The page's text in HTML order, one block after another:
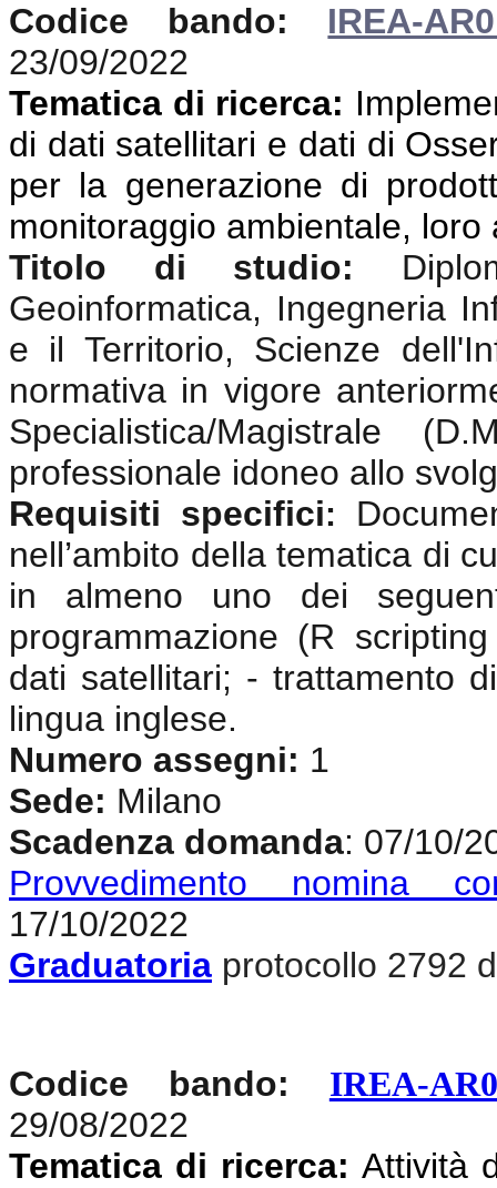
Codice bando:
IREA-
23/09/2022
Tematica di ricerca:
di dati satellitari e dati di
per la generazione di
monitoraggio ambientale,
Titolo di studio:
Geoinformatica, Ingegneria
e il Territorio, Scienze
normativa in vigore
Specialistica/Magistrale
professionale idoneo allo
Requisiti specifici:
nell’ambito della tematica di
in almeno uno dei
programmazione (R
dati satellitari; - trattamento
lingua inglese.
Numero assegni: 1
Sede: Milano
Scadenza domanda: 07/10/
Provvedimento nomina
17/10/2022
Graduatoria protocollo 2792
Codice bando: IREA-
29/08/2022
Tematica di ricerca:Attività